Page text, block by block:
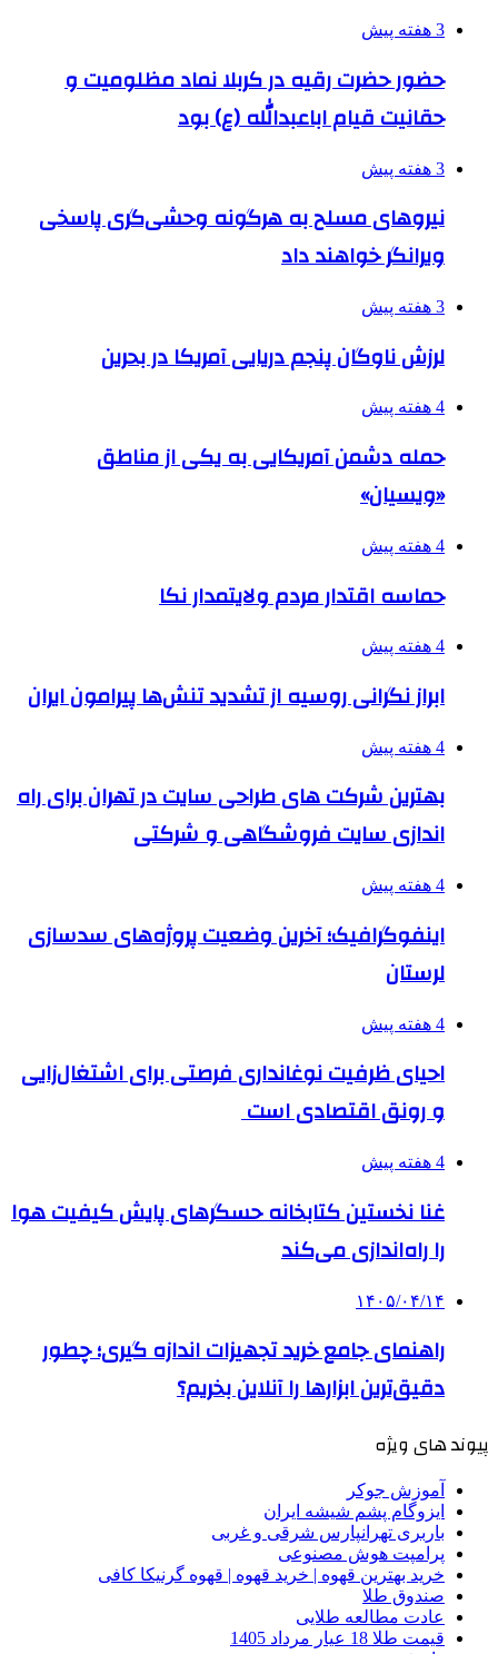
3 هفته پیش
حضور حضرت رقیه در کربلا نماد مظلومیت و
حقانیت قیام اباعبدالله (ع) بود
3 هفته پیش
نیروهای مسلح به هرگونه وحشی‌گری پاسخی
ویرانگر خواهند داد
3 هفته پیش
لرزش ناوگان پنجم دریایی آمریکا در بحرین
4 هفته پیش
حمله دشمن آمریکایی به یکی از مناطق
«ویسیان»
4 هفته پیش
حماسه اقتدار مردم ولایتمدار نکا
4 هفته پیش
ابراز نگرانی روسیه از تشدید تنش‌ها پیرامون ایران
4 هفته پیش
بهترین شرکت های طراحی سایت در تهران برای راه
اندازی سایت فروشگاهی و شرکتی
4 هفته پیش
اینفوگرافیک؛ آخرین وضعیت پروژه‌های سدسازی
لرستان
4 هفته پیش
احیای ظرفیت نوغانداری فرصتی برای اشتغال‌زایی
و رونق اقتصادی است
4 هفته پیش
غنا نخستین کتابخانه حسگرهای پایش کیفیت هوا
را راه‌اندازی می‌کند
۱۴۰۵/۰۴/۱۴
راهنمای جامع خرید تجهیزات اندازه گیری؛ چطور
دقیق‌ترین ابزارها را آنلاین بخریم؟
پیوند های ویژه
آموزش جوکر
ایزوگام پشم شیشه ایران
باربری تهرانپارس شرقی و غربی
پرامپت هوش مصنوعی
خرید بهترین قهوه | خرید قهوه | قهوه گرنیکا کافی
صندوق طلا
عادت مطالعه طلایی
قیمت طلا 18 عیار مرداد 1405